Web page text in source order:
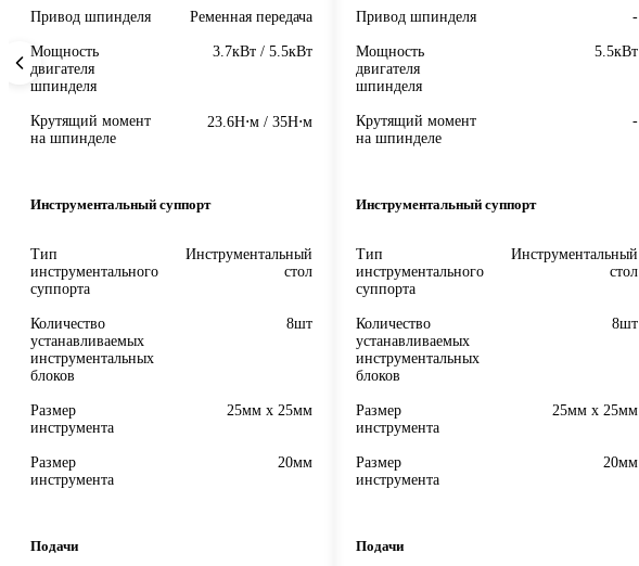
Привод шпинделя Ременная передача
Мощность
двигателя
шпинделя
3.7кВт / 5.5кВт
Крутящий момент
на шпинделе
23.6Н⋅м / 35Н⋅м
Инструментальный суппорт
Тип
инструментального
суппорта
Инструментальный
стол
Количество
устанавливаемых
инструментальных
блоков
8шт
Размер
инструмента
25мм х 25мм
Размер
инструмента
20мм
Подачи
Привод шпинделя -
Мощность
двигателя
шпинделя
5.5кВт
Крутящий момент
на шпинделе
-
Инструментальный суппорт
Тип
инструментального
суппорта
Инструментальный
стол
Количество
устанавливаемых
инструментальных
блоков
8шт
Размер
инструмента
25мм х 25мм
Размер
инструмента
20мм
Подачи